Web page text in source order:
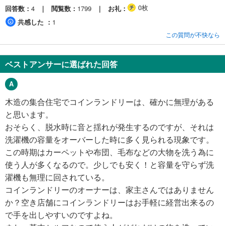
回答数
4 閲覧数 1799 お礼
0枚
共感した
1
この質問が不快なら
ベストアンサーに選ばれた回答
木造の集合住宅でコインランドリーは、確かに無理がある
と思います。
おそらく、脱水時に音と揺れが発生するのですが、それは
洗濯機の容量をオーバーした時に多く見られる現象です。
この時期はカーペットや布団、毛布などの大物を洗う為に
使う人が多くなるので。少しでも安く！と容量を守らず洗
濯機も無理に回されている。
コインランドリーのオーナーは、家主さんではありません
か？空き店舗にコインランドリーはお手軽に経営出来るの
で手を出しやすいのですよね。